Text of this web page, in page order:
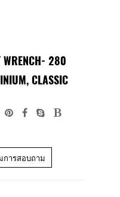
280
CLASSIC
การสอบถาม